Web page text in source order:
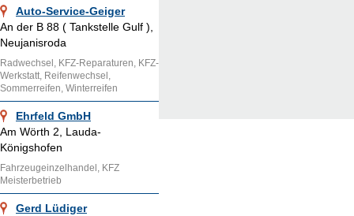
Auto-Service-Geiger
An der B 88 ( Tankstelle Gulf ),
Neujanisroda
Radwechsel, KFZ-Reparaturen, KFZ-
Werkstatt, Reifenwechsel,
Sommerreifen, Winterreifen
Ehrfeld GmbH
Am Wörth 2, Lauda-
Königshofen
Fahrzeugeinzelhandel, KFZ
Meisterbetrieb
Gerd Lüdiger